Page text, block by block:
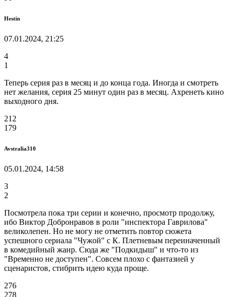
Hestin
07.01.2024, 21:25
4
1
Теперь серия раз в месяц и до конца года. Иногда и смотреть
нет желания, серия 25 минут один раз в месяц. Ахренеть кино
выходного дня.
212
179
Avstralia310
05.01.2024, 14:58
3
2
Посмотрела пока три серии и конечно, просмотр продолжу,
ибо Виктор Добронравов в роли "инспектора Гаврилова"
великолепен. Но не могу не отметить повтор сюжета
успешного сериала "Чужой" с К. Плетневым переиначенный
в комедийный жанр. Сюда же "Подкидыш" и что-то из
"Временно не доступен". Совсем плохо с фантазией у
сценаристов, стибрить идею куда проще.
276
278